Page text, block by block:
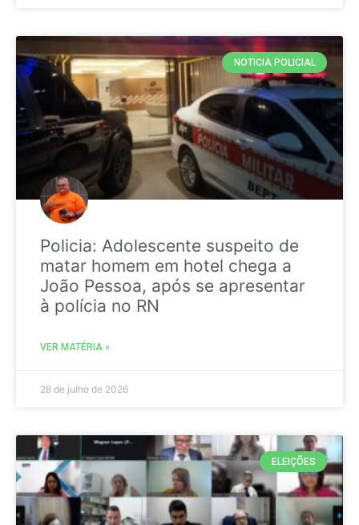
NOTICIA POLICIAL
Policia: Adolescente suspeito de
matar homem em hotel chega a
João Pessoa, após se apresentar
à polícia no RN
VER MATÉRIA »
28 de julho de 2026
ELEIÇÕES